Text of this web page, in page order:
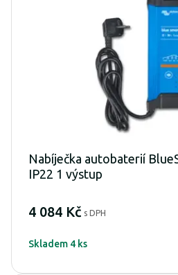
Nabíječka autobaterií
IP22 1 výstup
4 084 Kč s DPH
Skladem 4 ks